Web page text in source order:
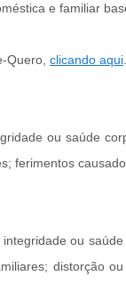
e familiar
Quero, clicando aqui
ou saúde
ferimentos
ou
distorção